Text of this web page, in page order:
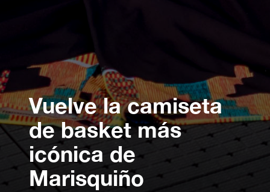
Vuelve la camiseta
de basket más
icónica de
Marisquiño